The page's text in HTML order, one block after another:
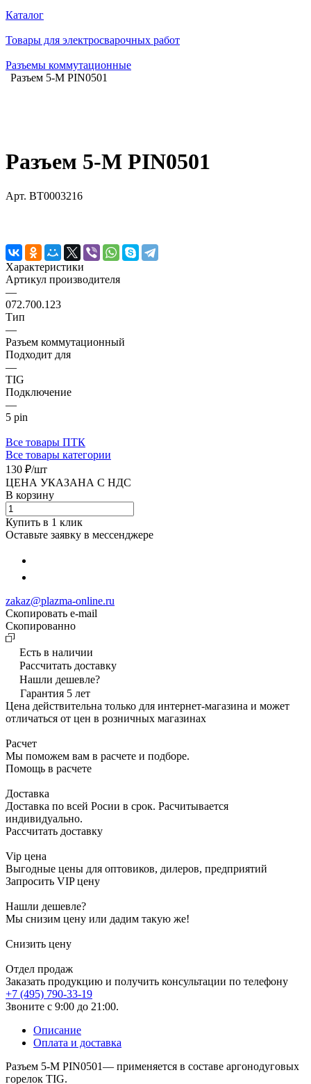
Каталог
Товары для электросварочных работ
Разъемы коммутационные
Разъем 5-M PIN0501
Разъем 5-M PIN0501
Арт. BT0003216
Характеристики
Артикул производителя
—
072.700.123
Тип
—
Разъем коммутационный
Подходит для
—
TIG
Подключение
—
5 pin
Все товары ПТК
Все товары категории
130 ₽/шт
ЦЕНА УКАЗАНА С НДС
В корзину
Купить в 1 клик
Оставьте заявку в мессенджере
zakaz@plazma-online.ru
Скопировать e-mail
Cкопированно
Есть в наличии
Рассчитать доставку
Нашли дешевле?
Гарантия 5 лет
Цена действительна только для интернет-магазина и может
отличаться от цен в розничных магазинах
Расчет
Мы поможем вам в расчете и подборе.
Помощь в расчете
Доставка
Доставка по всей Росии в срок. Расчитывается
индивидуально.
Рассчитать доставку
Vip цена
Выгодные цены для оптовиков, дилеров, предприятий
Запросить VIP цену
Нашли дешевле?
Мы снизим цену или дадим такую же!
Снизить цену
Отдел продаж
Заказать продукцию и получить консультации по телефону
+7 (495) 790-33-19
Звоните с 9:00 до 21:00.
Описание
Оплата и доставка
Разъем 5-M PIN0501— применяется в составе аргонодуговых
горелок TIG.